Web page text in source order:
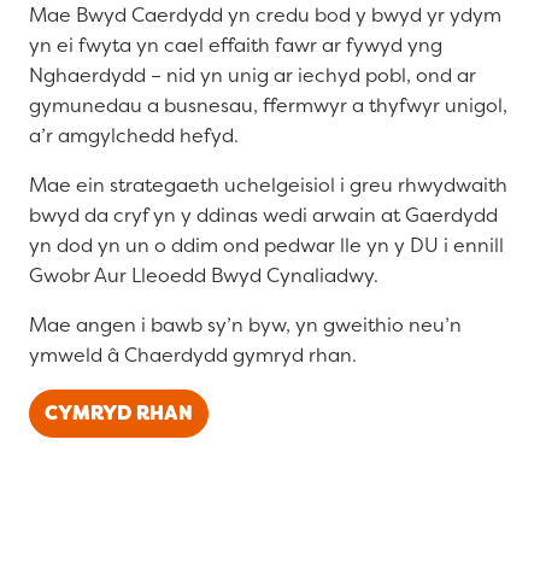
Mae Bwyd Caerdydd yn credu bod y bwyd yr ydym
yn ei fwyta yn cael effaith fawr ar fywyd yng
Nghaerdydd – nid yn unig ar iechyd pobl, ond ar
gymunedau a busnesau, ffermwyr a thyfwyr unigol,
a’r amgylchedd hefyd.
Mae ein strategaeth uchelgeisiol i greu rhwydwaith
bwyd da cryf yn y ddinas wedi arwain at Gaerdydd
yn dod yn un o ddim ond pedwar lle yn y DU i ennill
Gwobr Aur Lleoedd Bwyd Cynaliadwy.
Mae angen i bawb sy’n byw, yn gweithio neu’n
ymweld â Chaerdydd gymryd rhan.
CYMRYD RHAN